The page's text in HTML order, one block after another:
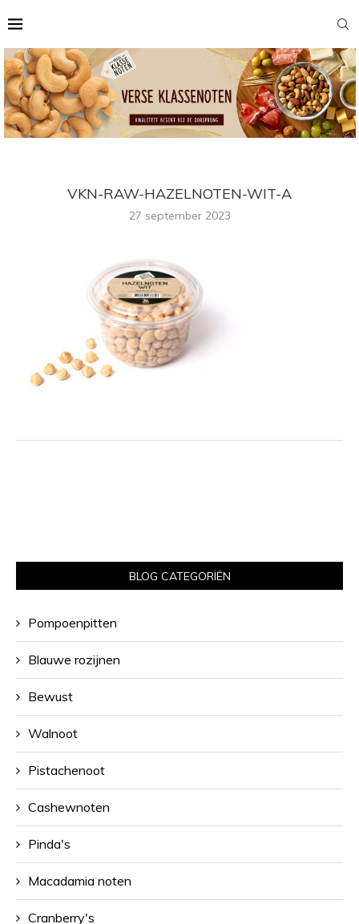
VKN-RAW-HAZELNOTEN-WIT-A
27 september 2023
BLOG CATEGORIËN
Pompoenpitten
Blauwe rozijnen
Bewust
Walnoot
Pistachenoot
Cashewnoten
Pinda's
Macadamia noten
Cranberry's